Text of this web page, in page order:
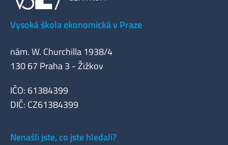
Vysoká škola ekonomická v Praze
nám. W. Churchilla 1938/4
130 67 Praha 3 - Žižkov
IČO: 61384399
DIČ: CZ61384399
Nenašli jste, co jste hledali?